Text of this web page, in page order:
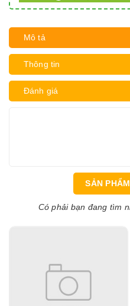
Mô tả
Thông tin
Đánh giá
SẢN
Có phải bạn đang tìm